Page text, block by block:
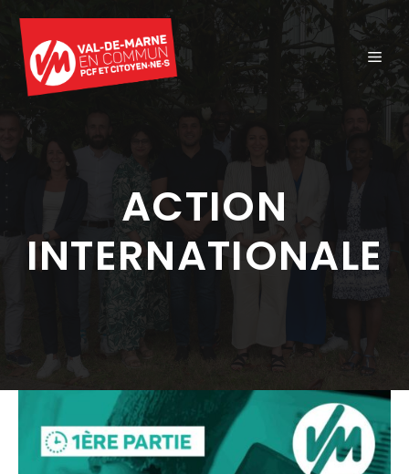
contenu
ACTION
INTERNATIONALE